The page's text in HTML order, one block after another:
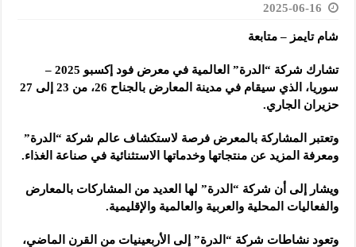
2025-06-16
شام تايمز – متابعة
تشارك شركة “الدرة” العالمية في معرض فود إكسبو 2025 –
سوريا، الذي سيقام في مدينة المعارض بالجناح 26، من 23 إلى 27
حزيران الجاري.
وتعتبر المشاركة بالمعرض فرصة لاستكشاف عالم شركة “الدرة”
ومعرفة المزيد عن منتجاتها وخدماتها الاستثنائية في صناعة الغذاء.
ويشار إلى أن شركة “الدرة” لها العديد من المشاركات بالمعارض
والفعاليات المحلية والعربية والعالمية والإقليمية.
وتعود نشاطات شركة “الدرة” إلى الأربعينيات من القرن الماضي،